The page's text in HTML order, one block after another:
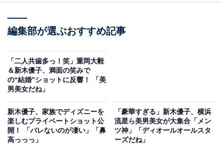
編集部が選ぶおすすめ記事
「二人共歯多っ！笑」重岡大毅
＆新木優子、満面の笑みで
の“結婚”ショットに反響！ 「美
男美女だね」
新木優子、家族でディズニーを
楽しむプライベートショット公
開！ 「バレないのが凄い」「鼻
高っっっ」
「豪華すぎる」新木優子、横浜
流星ら美男美女が大集合「メン
ツ神」「ディオールオールスタ
ーズだね」